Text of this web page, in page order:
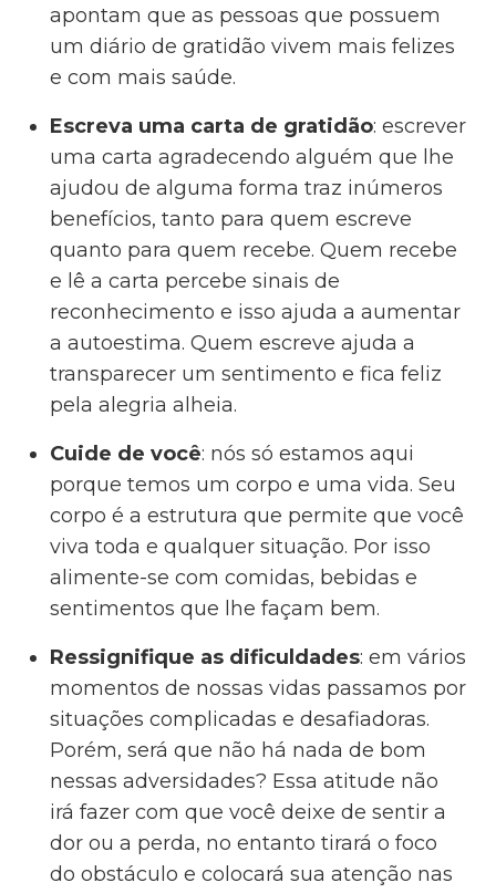
apontam que as pessoas que possuem
um diário de gratidão vivem mais felizes
e com mais saúde.
Escreva uma carta de gratidão: escrever
uma carta agradecendo alguém que lhe
ajudou de alguma forma traz inúmeros
benefícios, tanto para quem escreve
quanto para quem recebe. Quem recebe
e lê a carta percebe sinais de
reconhecimento e isso ajuda a aumentar
a autoestima. Quem escreve ajuda a
transparecer um sentimento e fica feliz
pela alegria alheia.
Cuide de você: nós só estamos aqui
porque temos um corpo e uma vida. Seu
corpo é a estrutura que permite que você
viva toda e qualquer situação. Por isso
alimente-se com comidas, bebidas e
sentimentos que lhe façam bem.
Ressignifique as dificuldades: em vários
momentos de nossas vidas passamos por
situações complicadas e desafiadoras.
Porém, será que não há nada de bom
nessas adversidades? Essa atitude não
irá fazer com que você deixe de sentir a
dor ou a perda, no entanto tirará o foco
do obstáculo e colocará sua atenção nas